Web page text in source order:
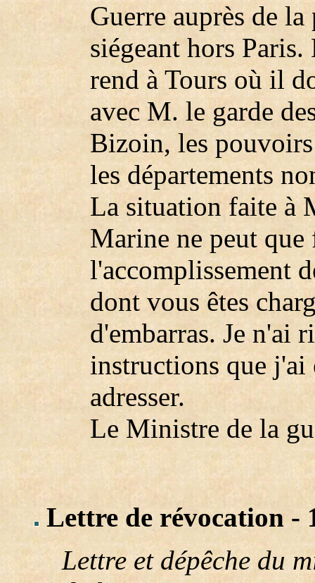
Guerre auprès de
siégeant hors
rend à Tours où il
avec M. le garde
Bizoin, les
les départements
La situation faite à
Marine ne peut
l'accomplissement
dont vous êtes
d'embarras. Je n'ai
instructions que j'ai
adresser.
Le Ministre de la
Lettre de révocation -
Lettre et dépêche du